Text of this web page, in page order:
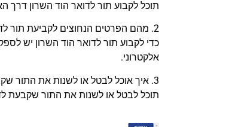
תוכל לקבוע תור לדואר הוד השרון
2. מהם הפרטים הנחוצים לקביעת תור לדואר הוד השרון?
כדי לקבוע תור לדואר הוד השרון יש
אלקטרוני.
3. איך אוכל לבטל או לשנות את התור שקבעתי לדואר הוד השרון?
תוכל לבטל או לשנות את התור שקבעת